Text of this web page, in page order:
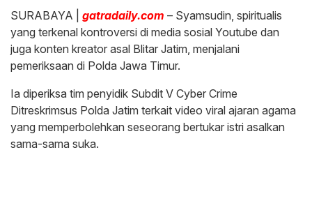
SURABAYA | gatradaily.com – Syamsudin, spiritualis
yang terkenal kontroversi di media sosial Youtube dan
juga konten kreator asal Blitar Jatim, menjalani
pemeriksaan di Polda Jawa Timur.
Ia diperiksa tim penyidik Subdit V Cyber Crime
Ditreskrimsus Polda Jatim terkait video viral ajaran agama
yang memperbolehkan seseorang bertukar istri asalkan
sama-sama suka.